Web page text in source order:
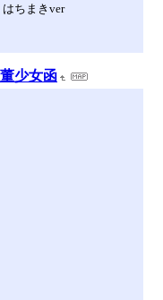
ちまきver
少女函